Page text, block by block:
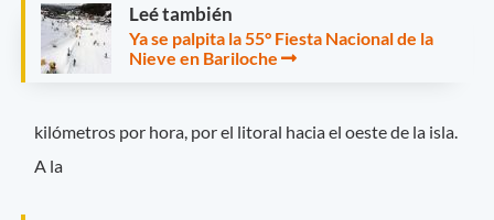
Leé también
Ya se palpita la 55° Fiesta Nacional de la
Nieve en Bariloche
kilómetros por hora, por el litoral hacia el oeste de la isla.
A la